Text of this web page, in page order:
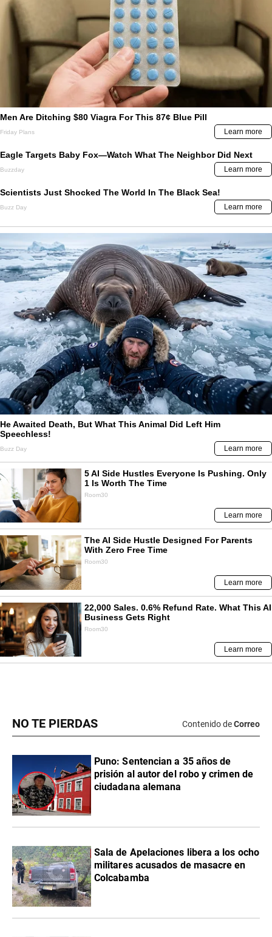
NO TE PIERDAS Contenido deCorreo
Puno: Sentencian a 35 años de
prisión al autor del robo y crimen de
ciudadana alemana
Sala de Apelaciones libera a los ocho
militares acusados de masacre en
Colcabamba